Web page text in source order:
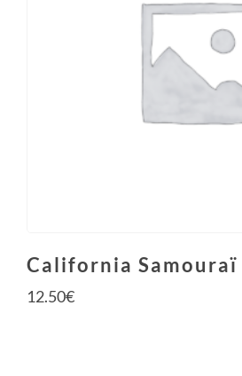
California Samouraï
12.50€